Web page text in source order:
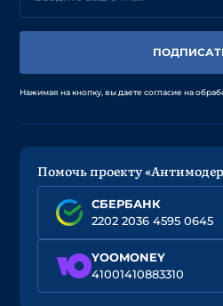
Нажимая на кнопку, вы даете согласие на
Помочь проекту
СБЕРБАНК
2202 2036 4595 0645
YOOMONEY
41001410883310